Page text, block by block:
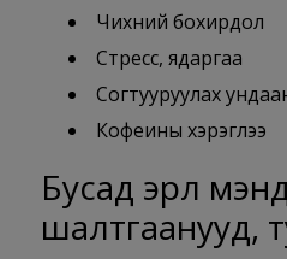
Чихний бохирдол
Стресс, ядаргаа
Согтууруулах
Кофеины хэрэглээ
Бусад эрүүл
шалтгаанууд,